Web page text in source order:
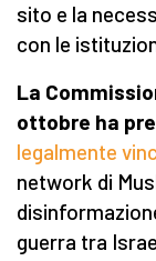
sito e la
con le
La
ottobre ha
legalmente
network di
guerra tra